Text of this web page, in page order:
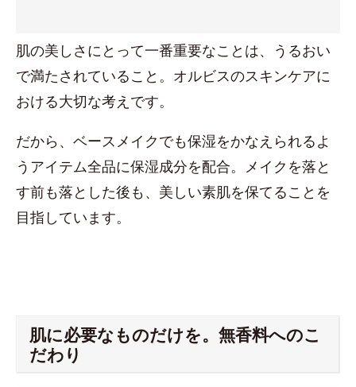
肌の美しさにとって一番重要なことは、うるおい
で満たされていること。オルビスのスキンケアに
おける大切な考えです。
だから、ベースメイクでも保湿をかなえられるよ
うアイテム全品に保湿成分を配合。メイクを落と
す前も落とした後も、美しい素肌を保てることを
目指しています。
肌に必要なものだけを。無香料へのこ
だわり